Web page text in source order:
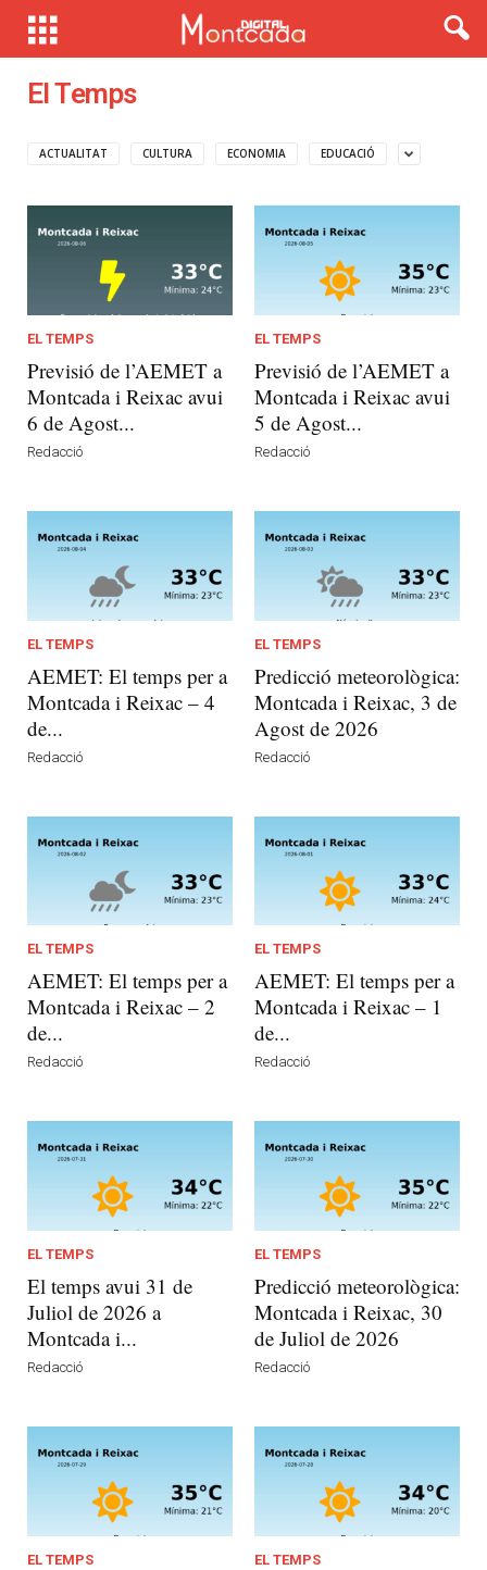
El Temps
ACTUALITAT CULTURA ECONOMIA EDUCACIÓ
EL TEMPS
Previsió de l’AEMET a
Montcada i Reixac avui
6 de Agost...
Redacció
EL TEMPS
Previsió de l’AEMET a
Montcada i Reixac avui
5 de Agost...
Redacció
EL TEMPS
AEMET: El temps per a
Montcada i Reixac – 4
de...
Redacció
EL TEMPS
Predicció meteorològica:
Montcada i Reixac, 3 de
Agost de 2026
Redacció
EL TEMPS
AEMET: El temps per a
Montcada i Reixac – 2
de...
Redacció
EL TEMPS
AEMET: El temps per a
Montcada i Reixac – 1
de...
Redacció
EL TEMPS
El temps avui 31 de
Juliol de 2026 a
Montcada i...
Redacció
EL TEMPS
Predicció meteorològica:
Montcada i Reixac, 30
de Juliol de 2026
Redacció
EL TEMPS EL TEMPS